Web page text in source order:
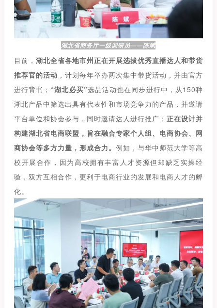
湖北省商务厅一级调研员——陈斌
目前， 湖北全省各地市州正在开展选拔优秀直播达人和带货
推荐官的活动 ，计划每年举办两次集中带货活动，并由官方
进行背书； “湖北必买”选品活动也在同步进行中，从150种
湖北产品中筛选出具有代表性和市场竞争力的产品，并邀请
平台单位和协会参与，同时邀请达人进行推广；正在设计并
构建湖北省电商联盟，旨在融合专家个人组、电商协会、网
商协会等多方力量，形成合力。 例如，与华中师范大学等高
校开展合作，因为高校拥有丰富人才资源但却缺乏实操经
验，双方互相合作，更利于电商行业的发展和电商人才的孵
化。